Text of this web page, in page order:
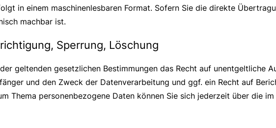
in einem maschinenlesbaren Format. Sofern Sie die direkte
machbar ist.
Sperrung, Löschung
geltenden gesetzlichen Bestimmungen das Recht auf unentgeltliche
und den Zweck der Datenverarbeitung und ggf. ein Recht auf
Thema personenbezogene Daten können Sie sich jederzeit über die